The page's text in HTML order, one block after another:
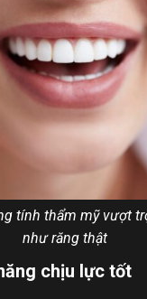
tính thẩm mỹ vượt
như răng thật
chịu lực tốt